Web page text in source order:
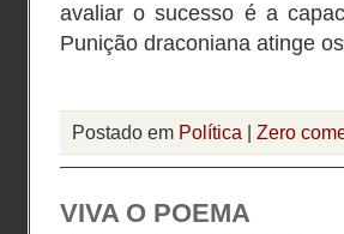
avaliar o sucesso é a
Punição draconiana atinge
Postado em Política | Zero
VIVA O POEMA